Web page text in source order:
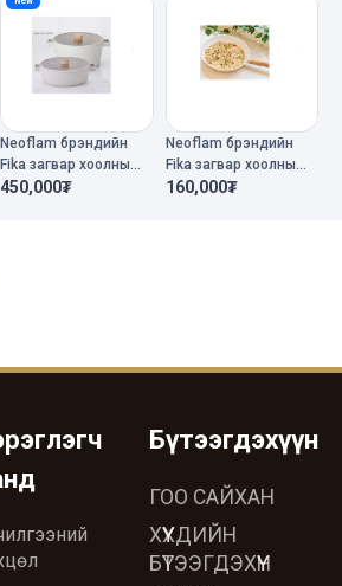
Neoflam брэндийн
Fika загвар хоолны
сав 26см+26см
450,000₮
Neoflam брэндийн
Fika загвар хоолны
сав 26см
160,000₮
Бүтээгдэхүүн
ГОО САЙХАН
ХҮҮХДИЙН
БҮТЭЭГДЭХҮҮН